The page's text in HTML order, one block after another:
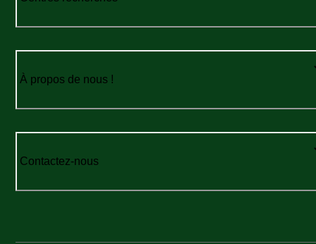
À propos de nous !
Contactez-nous